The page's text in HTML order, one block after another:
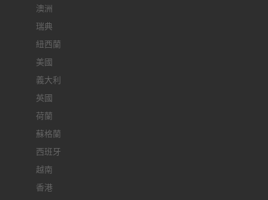
澳洲
瑞典
紐西蘭
美國
義大利
英國
荷蘭
蘇格蘭
西班牙
越南
香港